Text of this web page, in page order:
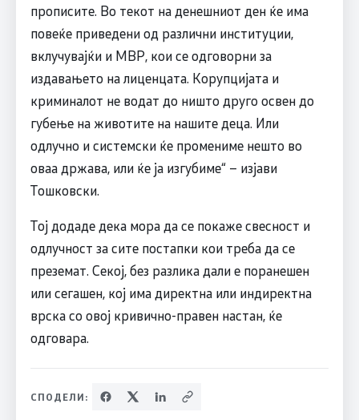
прописите. Во текот на денешниот ден ќе има
повеќе приведени од различни институции,
вклучувајќи и МВР, кои се одговорни за
издавањето на лиценцата. Корупцијата и
криминалот не водат до ништо друго освен до
губење на животите на нашите деца. Или
одлучно и системски ќе промениме нешто во
оваа држава, или ќе ја изгубиме“ – изјави
Тошковски.
Тој додаде дека мора да се покаже свесност и
одлучност за сите постапки кои треба да се
преземат. Секој, без разлика дали е поранешен
или сегашен, кој има директна или индиректна
врска со овој кривично-правен настан, ќе
одговара.
СПОДЕЛИ: